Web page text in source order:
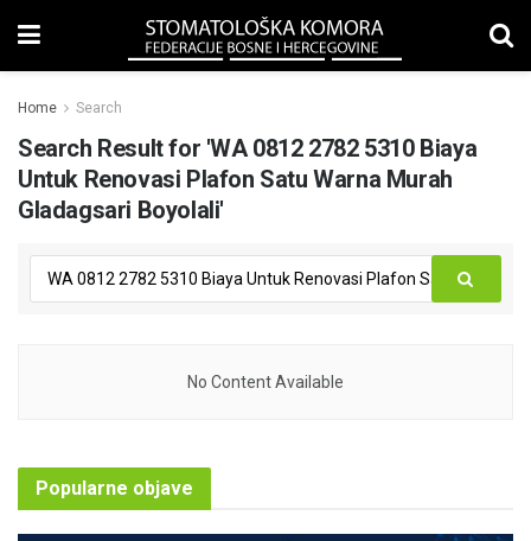
Home Search
Search Result for 'WA 0812 2782 5310 Biaya
Untuk Renovasi Plafon Satu Warna Murah
Gladagsari Boyolali'
No Content Available
Popularne objave